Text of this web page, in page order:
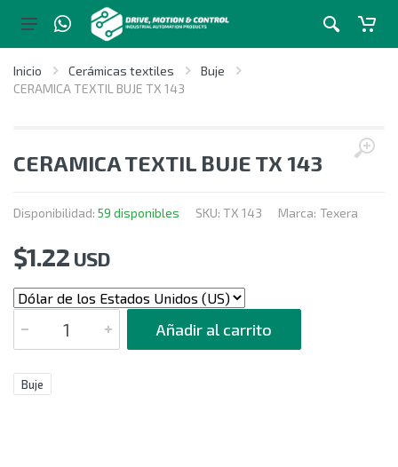
Inicio Cerámicas textiles
Buje
CERAMICA TEXTIL BUJE TX 143
CERAMICA TEXTIL BUJE TX 143
Disponibilidad: 59 disponibles SKU: TX 143 Marca: Texera
$1.22 USD
CANTIDAD
Añadir al carrito
Buje